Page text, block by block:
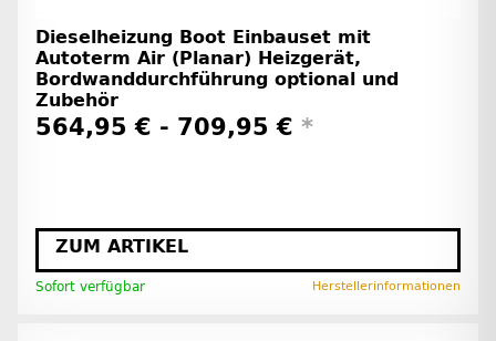
Dieselheizung Boot Einbauset mit
Autoterm Air (Planar) Heizgerät,
Bordwanddurchführung optional und
Zubehör
564,95 € - 709,95 € *
ZUM ARTIKEL
Sofort verfügbar Herstellerinformationen